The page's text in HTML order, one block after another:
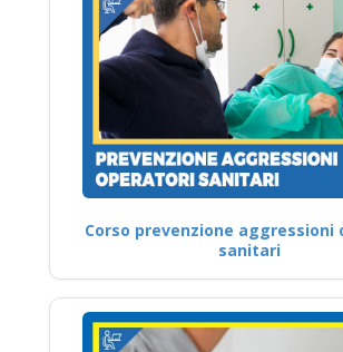
Corso prevenzione aggressioni
sanitari